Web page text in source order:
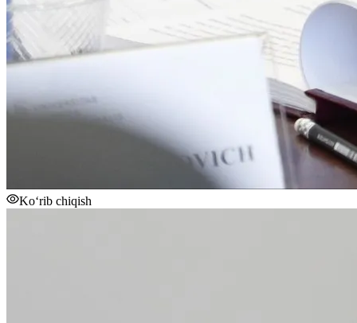
Ko‘rib chiqish